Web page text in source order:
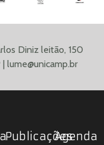
Diniz leitão, 150
| lume@unicamp.br
PublicaçõesAgenda